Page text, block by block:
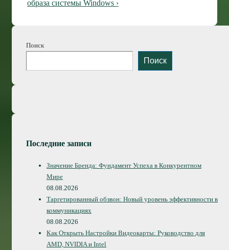
запись
образа системы Windows ›
Поиск
Поиск
Последние записи
Значение Бренда: Фундамент Успеха в Конкурентном
Мире
08.08.2026
Таргетированный обзвон: Новый уровень эффективности в
коммуникациях
08.08.2026
Как Открыть Настройки Видеокарты: Руководство для
AMD, NVIDIA и Intel